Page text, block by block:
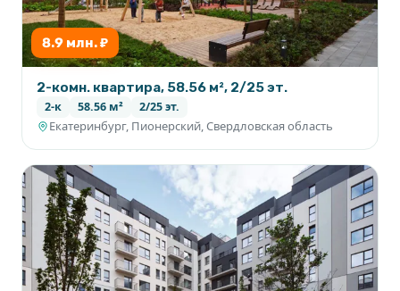
8.9 млн. ₽
2-комн. квартира, 58.56 м², 2/25 эт.
2-к 58.56 м² 2/25 эт.
Екатеринбург, Пионерский, Свердловская область